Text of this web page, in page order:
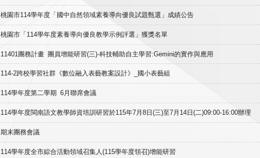
桃園市114學年度「國中自然領域素養導向優良試題甄選」成績公告
桃園市「114學年度素養導向優良教學示例評選」獲獎名單
11401團務計畫 團員增能研習(三)-科技輔助自主學習:Gemini的實作與應用
114-2跨校學習社群《數位融入表藝教案設計》_國小表藝組
114學年度第二學期 6月聯席會議
114學年度閩南語文教學師資培訓研習於115年7月8日(三)至7月14日(二)09:00-16:00辦理
期末團務會議
114學年度全市綜合活動領域召集人(115學年度領召)增能研習